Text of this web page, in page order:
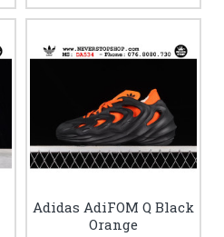
Adidas AdiFOM Q Black
Orange